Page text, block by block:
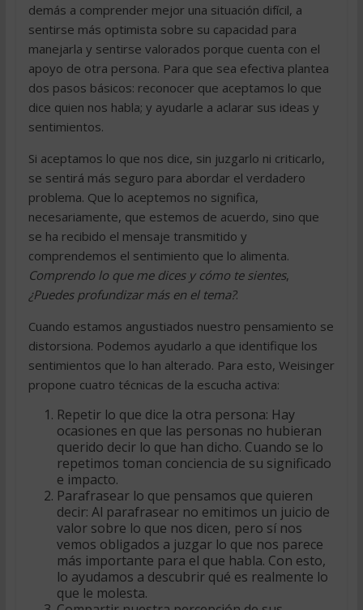
demás a comprender mejor una situación difícil, a
sentirse más optimista sobre su capacidad para
manejarla y sentirse valorados porque cuenta con el
apoyo de otra persona. Para que sea efectiva plantea
dos pasos básicos: reconocer que aceptamos lo que
dice quien nos habla; y ayudarle a aclarar sus ideas y
sentimientos.
Si aceptamos lo que nos dice, sin juzgarlo ni criticarlo,
se sentirá más seguro para abordar el verdadero
problema. Que lo aceptemos no significa,
necesariamente, que estemos de acuerdo, sino que
se ha recibido el mensaje transmitido y
comprendemos el sentimiento que lo alimenta.
Comprendo lo que me dices y cómo te sientes,
¿Puedes profundizar más en el tema?.
Cuando estamos angustiados nuestro pensamiento se
distorsiona. Podemos ayudarlo a que identifique los
sentimientos que lo han alterado. Para esto, Weisinger
propone cuatro técnicas de la escucha activa:
Repetir lo que dice la otra persona: Hay
ocasiones en que las personas no hubieran
querido decir lo que han dicho. Cuando se lo
repetimos toman conciencia de su significado
e impacto.
Parafrasear lo que pensamos que quieren
decir: Al parafrasear no emitimos un juicio de
valor sobre lo que nos dicen, pero sí nos
vemos obligados a juzgar lo que nos parece
más importante para el que habla. Con esto,
lo ayudamos a descubrir qué es realmente lo
que le molesta.